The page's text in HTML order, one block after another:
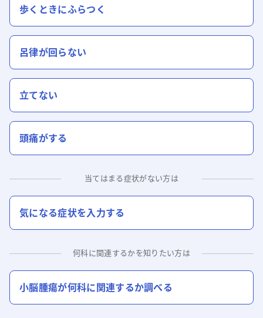
歩くときにふらつく
呂律が回らない
立てない
頭痛がする
当てはまる症状がない方は
気になる症状を入力する
何科に関連するかを知りたい方は
小脳腫瘍が何科に関連するか調べる